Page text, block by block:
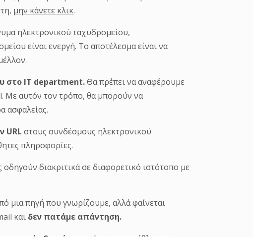
ηλεκτρονικού ταχυδρομείου,
στοIT
ασφαλείας.
URLστους συνδέσμους ηλεκτρονικού
οδηγούν διακριτικά σε διαφορετικό ιστότοπο με
πηγή που γνωρίζουμε, αλλά φαίνεται
δικτύωσης, όπως τα γενέθλια, τα